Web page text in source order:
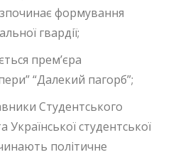
формування
гвардії;
прем’єра
“Далекий пагорб”;
Студентського
студентської
політичне